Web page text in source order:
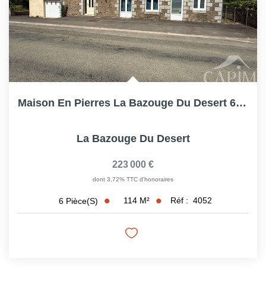
Maison En Pierres La Bazouge Du Desert 6 Pièce(s) 113.9 M2...
La Bazouge Du Desert
223 000 €
dont 3,72% TTC d'honoraires
6 Pièce(s) 114 M² Réf : 4052